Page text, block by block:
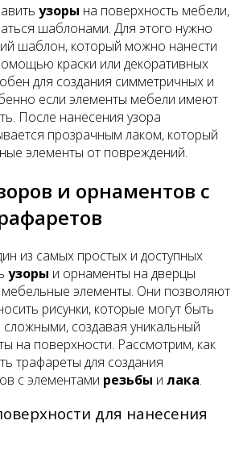
узоры на поверхность мебели,
шаблонами. Для этого нужно
шаблон, который можно нанести
краски или декоративных
для создания симметричных и
если элементы мебели имеют
После нанесения узора
прозрачным лаком, который
элементы от повреждений.
и орнаментов с
из самых простых и доступных
узоры и орнаменты на дверцы
элементы. Они позволяют
рисунки, которые могут быть
сложными, создавая уникальный
на поверхности. Рассмотрим, как
трафареты для создания
с элементами резьбы и лака.
для нанесения